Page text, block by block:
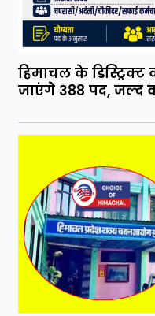
हिमाचल के डिस्ट्रिक्ट
जाएंगे 388 पद,